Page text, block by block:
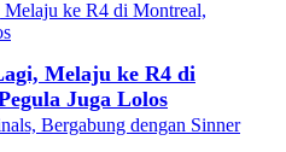
Melaju ke R4 di
Juga Lolos